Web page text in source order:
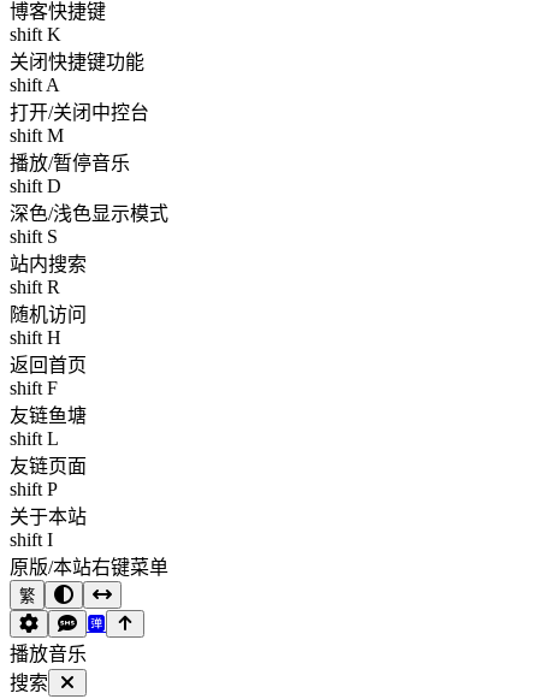
博客快捷键
shift K
关闭快捷键功能
shift A
打开/关闭中控台
shift M
播放/暂停音乐
shift D
深色/浅色显示模式
shift S
站内搜索
shift R
随机访问
shift H
返回首页
shift F
友链鱼塘
shift L
友链页面
shift P
关于本站
shift I
原版/本站右键菜单
繁
播放音乐
搜索